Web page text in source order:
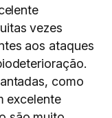
vezes
aos ataques
como
excelente